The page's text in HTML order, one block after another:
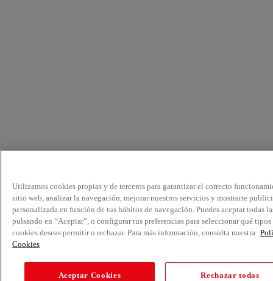
Utilizamos cookies propias y de terceros para garantizar el correcto
sitio web, analizar la navegación, mejorar nuestros servicios y mostrarte
personalizada en función de tus hábitos de navegación. Puedes aceptar todas
pulsando en “Aceptar”, o configurar tus preferencias para seleccionar qué tipos
cookies deseas permitir o rechazar. Para más información, consulta nuestra
Cookies
Aceptar Cookies Rechazar todas